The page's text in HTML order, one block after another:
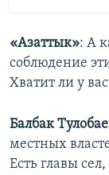
«Азаттык»: А
соблюдение
Хватит ли у
Балбак
местных
Есть главы